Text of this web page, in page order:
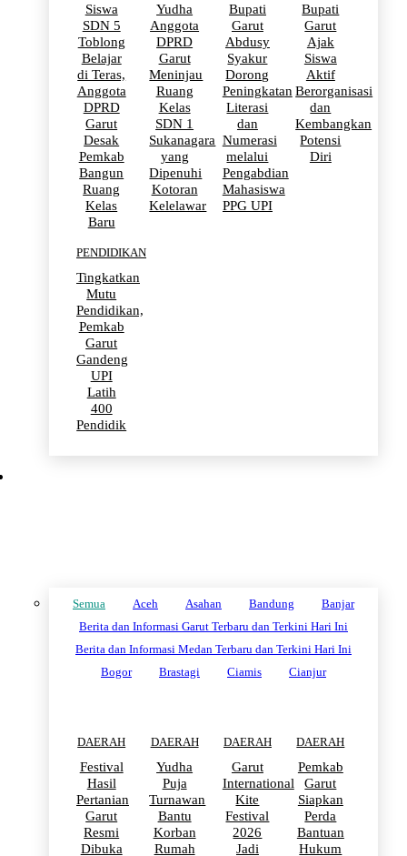
Siswa
SDN 5
Toblong
Belajar
di Teras,
Anggota
DPRD
Garut
Desak
Pemkab
Bangun
Ruang
Kelas
Baru
Yudha
Anggota
DPRD
Garut
Meninjau
Ruang
Kelas
SDN 1
Sukanagara
yang
Dipenuhi
Kotoran
Kelelawar
Bupati
Garut
Abdusy
Syakur
Dorong
Peningkatan
Literasi
dan
Numerasi
melalui
Pengabdian
Mahasiswa
PPG UPI
Bupati
Garut
Ajak
Siswa
Aktif
Berorganisasi
dan
Kembangkan
Potensi
Diri
PENDIDIKAN
Tingkatkan
Mutu
Pendidikan,
Pemkab
Garut
Gandeng
UPI
Latih
400
Pendidik
Semua Aceh Asahan Bandung
Banjar
Berita dan Informasi Garut Terbaru dan Terkini Hari Ini
Berita dan Informasi Medan Terbaru dan Terkini Hari Ini
Bogor
Brastagi Ciamis Cianjur
DAERAH
Festival
Hasil
Pertanian
Garut
Resmi
Dibuka
DAERAH
Yudha
Puja
Turnawan
Bantu
Korban
Rumah
DAERAH
Garut
International
Kite
Festival
2026
Jadi
DAERAH
Pemkab
Garut
Siapkan
Perda
Bantuan
Hukum